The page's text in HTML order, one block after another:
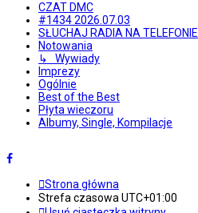
CZAT DMC
#1434 2026.07.03
SŁUCHAJ RADIA NA TELEFONIE
Notowania
↳ Wywiady
Imprezy
Ogólnie
Best of the Best
Płyta wieczoru
Albumy, Single, Kompilacje
Strona główna
Strefa czasowaUTC+01:00